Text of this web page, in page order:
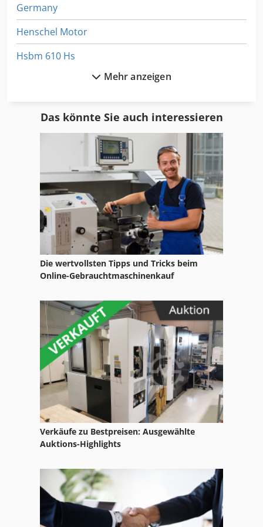
190 cm Gewicht netto 4.800 kgs
Germany
Henschel Motor
Hsbm 610 Hs
Sbs 8 70
Sbz 130
Schienen
Schmid Ksb
Sck 102
Sps Steuerung
Stock
Mehr anzeigen
Das könnte Sie auch interessieren
Die wertvollsten Tipps und Tricks beim
Online-Gebrauchtmaschinenkauf
Verkäufe zu Bestpreisen: Ausgewählte
Auktions-Highlights